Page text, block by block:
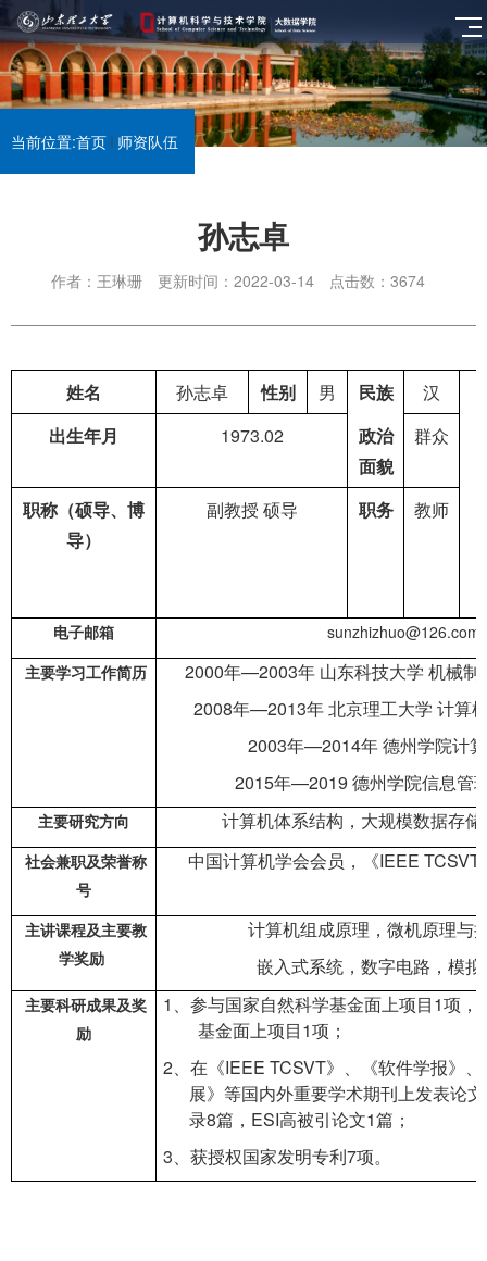
当前位置:首页 师资队伍
孙志卓
作者：王琳珊 更新时间：2022-03-14 点击数： 3674
姓名 孙志卓 性别 男 民族
汉
出生年月
1973.02
政治
面貌
群众
职称（硕导、博
导）
副教授 硕导 职务 教师
电子邮箱 sunzhizhuo@126.com
主要学习工作简历
2000年—2003年 山东科技大学 机械制
2008年—2013年 北京理工大学 计算
2003年—2014年 德州学院计
2015年—2019 德州学院信息管
主要研究方向 计算机体系结构，大规模数据存
社会兼职及荣誉称
号
中国计算机学会会员，《IEEE
主讲课程及主要教
学奖励
计算机组成原理，微机原理与
嵌入式系统，数字电路，模
主要科研成果及奖
励
1、参与国家自然科学基金面上项目1项，
基金面上项目1项；
2、在《IEEE TCSVT》、《软件学报》
展》等国内外重要学术期刊上发表论
录8篇，ESI高被引论文1篇；
3、获授权国家发明专利7项。